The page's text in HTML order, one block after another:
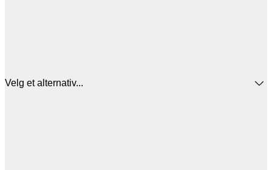
Velg et alternativ...